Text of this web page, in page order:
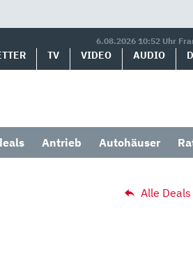
6.08.2026 10:52 Uhr
TV VIDEO AUDIO
Antrieb Autohäuser
Alle Deals